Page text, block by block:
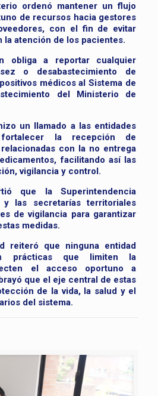
ordenó mantener un flujo
de recursos hacia gestores
con el fin de evitar
la atención de los pacientes.
obliga a reportar cualquier
o desabastecimiento de
médicos al Sistema de
del Ministerio de
un llamado a las entidades
la recepción de
con la no entrega
facilitando así las
vigilancia y control.
que la Superintendencia
las secretarías territoriales
de vigilancia para garantizar
medidas.
reiteró que ninguna entidad
prácticas que limiten la
el acceso oportuno a
que el eje central de estas
de la vida, la salud y el
del sistema.